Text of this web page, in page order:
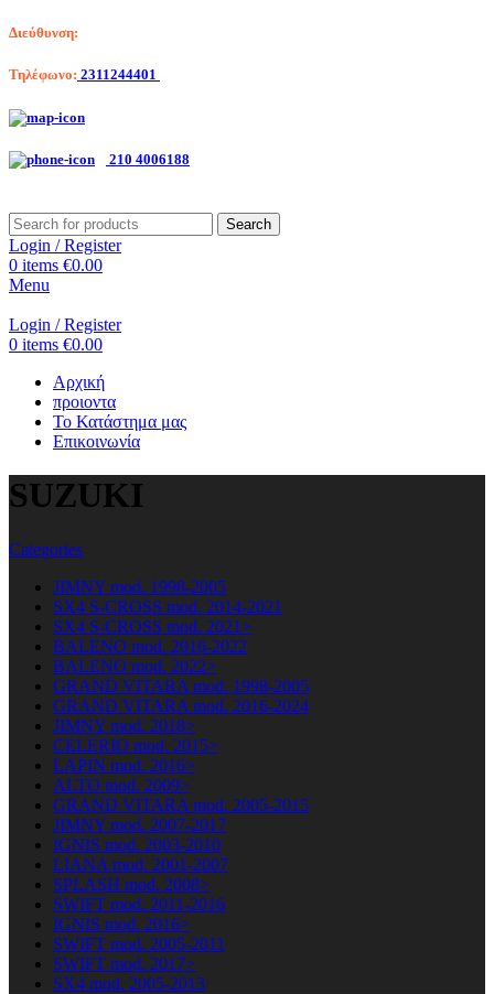
Διεύθυνση:
Τηλέφωνο: 2311244401
210 4006188
Search
Login / Register
0 items €0.00
Menu
Login / Register
0 items €0.00
Αρχική
προιοντα
Το Κατάστημα μας
Επικοινωνία
SUZUKI
Categories
JIMNY mod. 1998-2005
SX4 S-CROSS mod. 2014-2021
SX4 S-CROSS mod. 2021>
BALENO mod. 2016-2022
BALENO mod. 2022>
GRAND VITARA mod. 1998-2005
GRAND VITARA mod. 2016-2024
JIMNY mod. 2018>
CELERIO mod. 2015>
LAPIN mod. 2016>
ALTO mod. 2009>
GRAND VITARA mod. 2005-2015
JIMNY mod. 2007-2017
IGNIS mod. 2003-2010
LIANA mod. 2001-2007
SPLASH mod. 2008>
SWIFT mod. 2011-2016
IGNIS mod. 2016>
SWIFT mod. 2005-2011
SWIFT mod. 2017>
SX4 mod. 2005-2013